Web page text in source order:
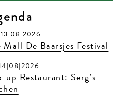
Mall De Baarsjes Festival
up Restaurant: Serg’s